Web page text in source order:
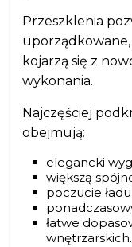
Przeszklenia
kojarzą się z
wykonania.
Najczęściej
obejmują:
elegancki
większą
poczucie
łatwe
wnętrzarskich.